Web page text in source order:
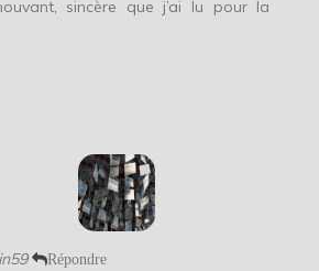
sincère que j’ai lu pour la
Répondre